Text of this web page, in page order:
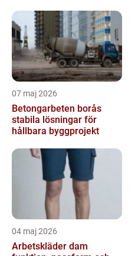
07 maj 2026
Betongarbeten borås
stabila lösningar för
hållbara byggprojekt
04 maj 2026
Arbetskläder dam